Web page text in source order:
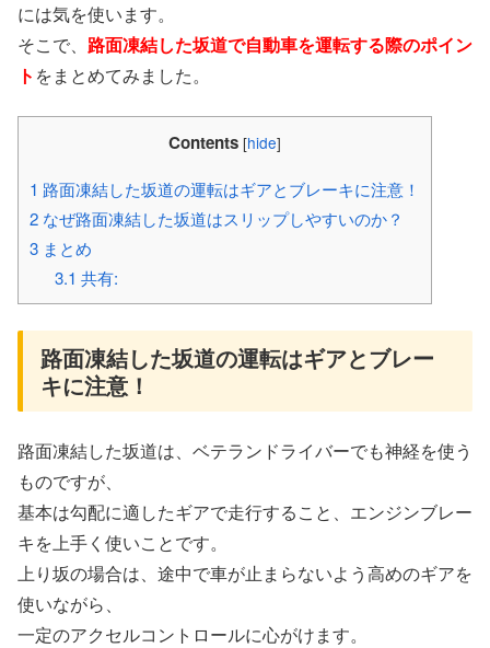
には気を使います。
そこで、 路面凍結した坂道で自動車を運転する際のポイン
ト をまとめてみました。
Contents [hide]
1 路面凍結した坂道の運転はギアとブレーキに注意！
2 なぜ路面凍結した坂道はスリップしやすいのか？
3 まとめ
3.1 共有:
路面凍結した坂道の運転はギアとブレー
キに注意！
路面凍結した坂道は、ベテランドライバーでも神経を使う
ものですが、
基本は勾配に適したギアで走行すること、エンジンブレー
キを上手く使いことです。
上り坂の場合は、途中で車が止まらないよう高めのギアを
使いながら、
一定のアクセルコントロールに心がけます。